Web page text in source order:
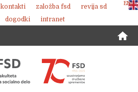
ENG
kontakti založba fsd
revija sd
dogodki intranet